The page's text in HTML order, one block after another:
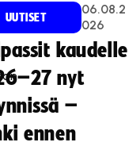
UUTISET
06.08.2
026
kaudelle
nyt
–
ennen